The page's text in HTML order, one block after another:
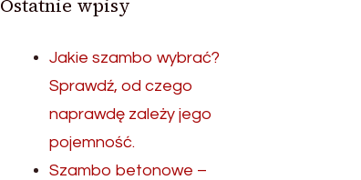
Ostatnie wpisy
Jakie szambo wybrać?
Sprawdź, od czego
naprawdę zależy jego
pojemność.
Szambo betonowe –